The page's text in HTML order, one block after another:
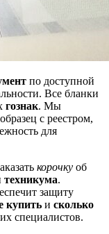
по доступной
Все бланки
гознак. Мы
образец с реестром,
для
корочку об
техникума.
защиту
купить и сколько
специалистов.